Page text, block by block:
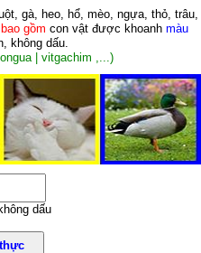
gà, heo, hổ, mèo, ngựa, thỏ, trâu,
gồm con vật được khoanh màu
không dấu.
| vitgachim ,...)
dấu